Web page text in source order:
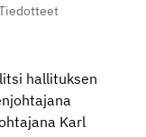
hallituksen
Karl